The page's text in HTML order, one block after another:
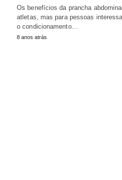
Os benefícios da prancha
atletas, mas para pessoas
o condicionamento…
8 anos atrás